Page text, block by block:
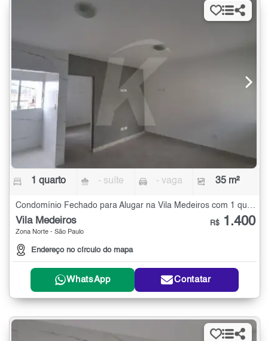
1 quarto - suíte - vaga 35 m²
Condomínio Fechado para Alugar na Vila Medeiros com 1 quarto - 35 m²
Vila Medeiros
Zona Norte - São Paulo
Endereço no círculo do mapa
R$ 1.400
WhatsApp Contatar